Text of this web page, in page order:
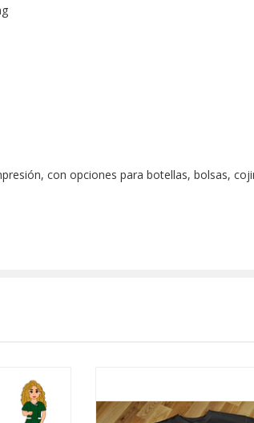
con opciones para botellas, bolsas,